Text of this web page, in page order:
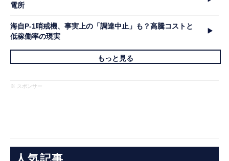
電所
海自P-1哨戒機、事実上の「調達中止」も？高騰コストと
低稼働率の現実
もっと見る
※ スポンサー